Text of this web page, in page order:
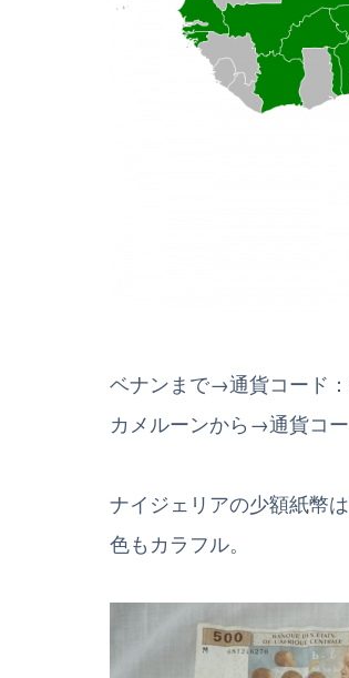
ベナンまで→通貨コード
カメルーンから→通貨コ
ナイジェリアの少額紙幣
色もカラフル。